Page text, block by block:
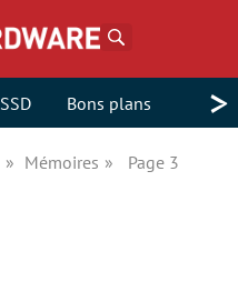
SSD Bons plans >
Mémoires Page 3